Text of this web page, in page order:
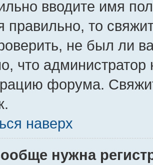
вводите имя
правильно, то
не был ли
что администратор
форума.
наверх
нужна